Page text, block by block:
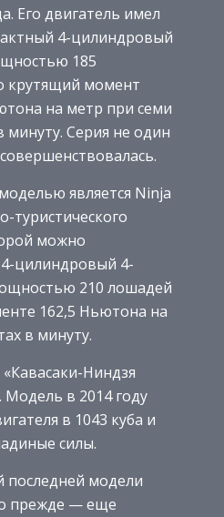
Его двигатель имел
4-цилиндровый
185
крутящий момент
на метр при семи
минуту. Серия не один
является Ninja
туристического
можно
4-цилиндровый 4-
210 лошадей
162,5 Ньютона на
в минуту.
Ниндзя
Модель в 2014 году
в 1043 куба и
силы.
последней модели
прежде — еще